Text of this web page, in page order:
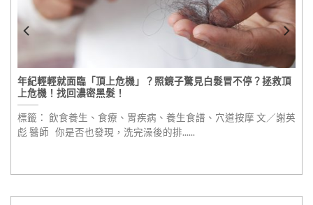
名將全被殺光！危在旦夕，最理想的人選居然是？一場帝國的末
路正在倒數
標籤： 安史之亂、唐史、安祿山、唐玄宗、楊貴妃 文／雲淡心遠
大家常聽過「蜀中無大將，廖化作先鋒」嗎？這句話常......